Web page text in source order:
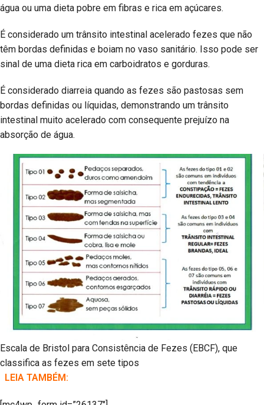
água ou uma dieta pobre em fibras e rica em açúcares.
É considerado um trânsito intestinal acelerado fezes que não
têm bordas definidas e boiam no vaso sanitário. Isso pode ser
sinal de uma dieta rica em carboidratos e gorduras.
É considerado diarreia quando as fezes são pastosas sem
bordas definidas ou líquidas, demonstrando um trânsito
intestinal muito acelerado com consequente prejuízo na
absorção de água.
Escala de Bristol para Consistência de Fezes (EBCF), que
classifica as fezes em sete tipos
LEIA TAMBÉM: